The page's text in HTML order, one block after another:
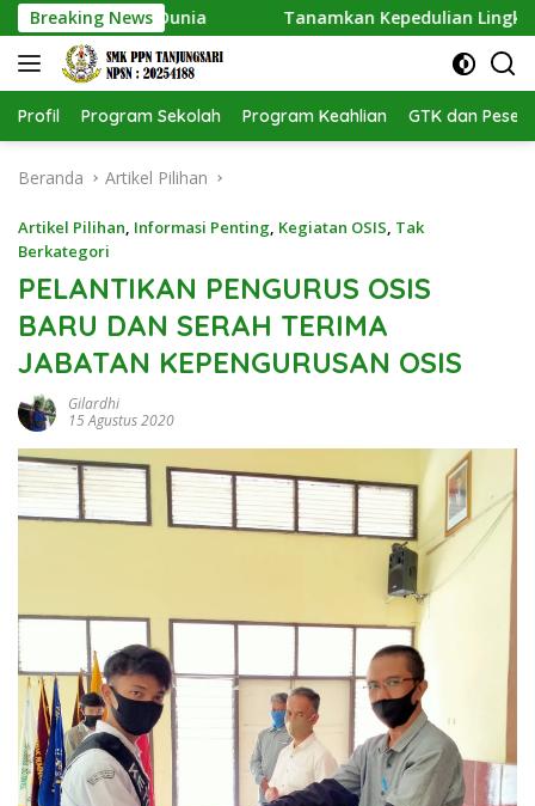
Langsung
ke
konten
Breaking NewsTanamkan Kepedulian Lingkungan, SMK PPN
Profil Program Sekolah Program Keahlian GTK dan
Beranda Artikel Pilihan
Artikel Pilihan, Informasi Penting, Kegiatan OSIS, Tak
Berkategori
PELANTIKAN PENGURUS OSIS
BARU DAN SERAH TERIMA
JABATAN KEPENGURUSAN OSIS
Gilardhi
15 Agustus 2020